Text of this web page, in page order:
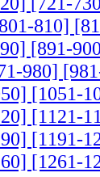
810]
[891-
980]
[1051-
[1121-
[1191-
[1261-